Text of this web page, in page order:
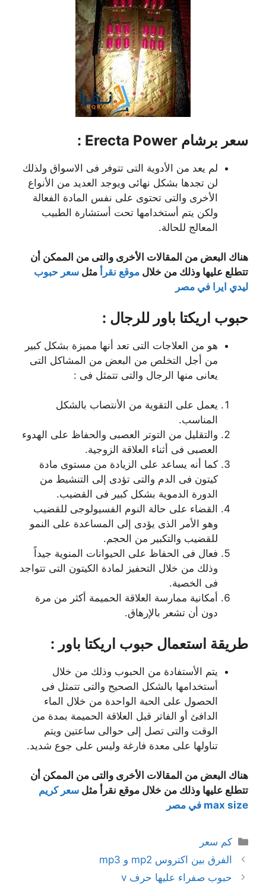
سعر برشام Erecta Power :
لم يعد من الأدوية التى تتوفر فى الاسواق ولذلك
لن تجدها بشكل نهائى ويوجد العديد من الأنواع
الأخرى والتى تحتوى على نفس المادة الفعالة
ولكن يتم أستخدامها تحت أستشارة الطبيب
المعالج للحالة.
هناك البعض من المقالات الأخرى والتى من الممكن أن
تتطلع عليها وذلك من خلال موقع نقرأ مثل سعر حبوب
ليدي ايرا في مصر
حبوب اريكتا باور للرجال :
هو من العلاجات التى تعد أنها مميزة بشكل كبير
من أجل التخلص من البعض من المشاكل التى
يعانى منها الرجال والتى تتمثل فى :
يعمل على التقوية من الأنتصاب بالشكل
المناسب.
والتقليل من التوتر العصبى والحفاظ على الهدوء
العصبى فى أثناء العلاقة الزوجية.
كما أنه يساعد على الزيادة من مستوى مادة
كيتون فى الدم والتى تؤدى إلى التنشيط من
الدورة الدموية بشكل كبير فى القضيب.
القضاء على حالة النوم الفسيولوجى للقضيب
وهو الأمر الذى يؤدى إلى المساعدة على النمو
للقضيب والتكبير من الحجم.
فعال فى الحفاظ على الحيوانات المنوية جيداً
وذلك من خلال التحفيز لمادة الكيتون التى تتواجد
فى الخصية.
أمكانية ممارسة العلاقة الحميمة أكثر من مرة
دون أن تشعر بالإرهاق.
طريقة استعمال حبوب اريكتا باور :
يتم الأستفادة من الحبوب وذلك من خلال
أستخدامها بالشكل الصحيح والتى تتمثل فى
الحصول على الحبة الواحدة من خلال الماء
الدافئ أو الفاتر قبل العلاقة الحميمة بمدة من
الوقت والتى تصل إلى حوالى ساعتين ويتم
تناولها على معدة فارغة وليس على جوع شديد.
هناك البعض من المقالات الأخرى والتى من الممكن أن
تتطلع عليها وذلك من خلال موقع نقرأ مثل سعر كريم
max size في مصر
التصنيفات
كم سعر
الفرق بين اكتروس mp2 و mp3
حبوب صفراء عليها حرف v